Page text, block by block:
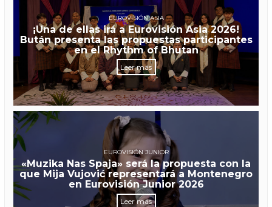
EUROVISIÓN ASIA
¡Una de ellas irá a Eurovisión Asia 2026!
Bután presenta las propuestas participantes
en el Rhythm of Bhutan
Leer más
EUROVISIÓN JUNIOR
«Muzika Nas Spaja» será la propuesta con la
que Mija Vujović representará a Montenegro
en Eurovisión Junior 2026
Leer más